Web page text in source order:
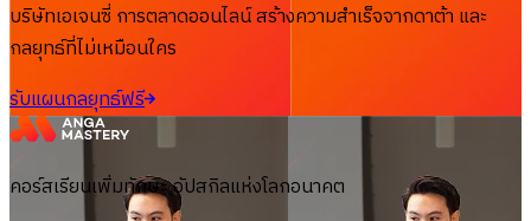
บริษัทเอเจนซี่ การตลาดออนไลน์ สร้างความสำเร็จจากดาต้า และ
กลยุทธ์ที่ไม่เหมือนใคร
รับแผนกลยุทธ์ฟรี
คอร์สเรียนเพิ่มทักษะ อัปสกิลแห่งโลกอนาคต